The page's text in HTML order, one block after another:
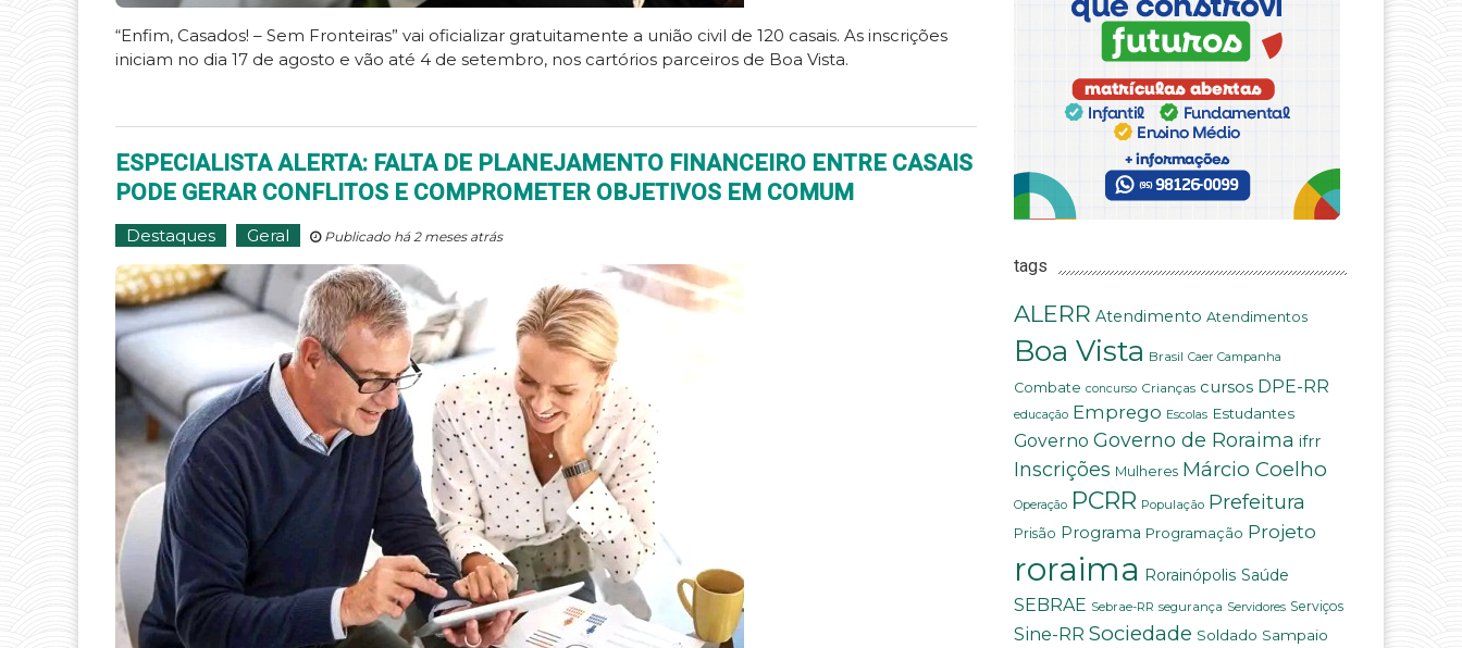
“Enfim, Casados! – Sem Fronteiras” vai oficializar gratuitamente a união civil de 120 casais. As inscrições
iniciam no dia 17 de agosto e vão até 4 de setembro, nos cartórios parceiros de Boa Vista.
ESPECIALISTA ALERTA: FALTA DE PLANEJAMENTO FINANCEIRO ENTRE CASAIS
PODE GERAR CONFLITOS E COMPROMETER OBJETIVOS EM COMUM
Destaques Geral Publicado há 2 meses atrás
tags
ALERR Atendimento Atendimentos
Boa Vista Brasil Caer Campanha
Combate concurso Crianças cursos DPE-RR
educação Emprego Escolas Estudantes
Governo Governo de Roraima ifrr
Inscrições Mulheres Márcio Coelho
Operação PCRR População Prefeitura
Prisão Programa Programação Projeto
roraima Rorainópolis Saúde
SEBRAE Sebrae-RR segurança Servidores Serviços
Sine-RR Sociedade Soldado Sampaio